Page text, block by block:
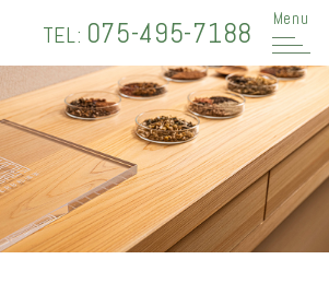
TEL: 075-495-7188 Menu